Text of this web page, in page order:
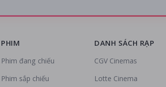
DANH SÁCH RẠP
CGV Cinemas
Lotte Cinema
PHIM
Phim đang chiếu
Phim sắp chiếu